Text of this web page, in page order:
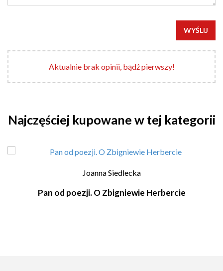
WYŚLIJ
Aktualnie brak opinii, bądź pierwszy!
Najczęściej kupowane w tej kategorii
Joanna Siedlecka
Pan od poezji. O Zbigniewie Herbercie